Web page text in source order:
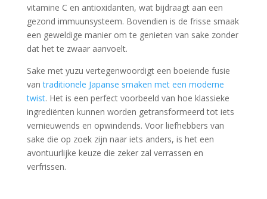
vitamine C en antioxidanten, wat bijdraagt aan een
gezond immuunsysteem. Bovendien is de frisse smaak
een geweldige manier om te genieten van sake zonder
dat het te zwaar aanvoelt.
Sake met yuzu vertegenwoordigt een boeiende fusie
vantraditionele Japanse smaken met een moderne
twist. Het is een perfect voorbeeld van hoe klassieke
ingrediënten kunnen worden getransformeerd tot iets
vernieuwends en opwindends. Voor liefhebbers van
sake die op zoek zijn naar iets anders, is het een
avontuurlijke keuze die zeker zal verrassen en
verfrissen.